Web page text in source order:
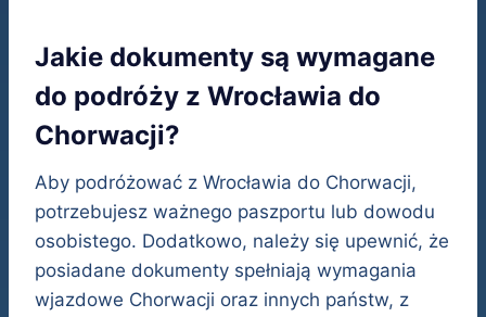
Jakie dokumenty są wymagane
do podróży z Wrocławia do
Chorwacji?
Aby podróżować z Wrocławia do Chorwacji,
potrzebujesz ważnego paszportu lub dowodu
osobistego. Dodatkowo, należy się upewnić, że
posiadane dokumenty spełniają wymagania
wjazdowe Chorwacji oraz innych państw, z